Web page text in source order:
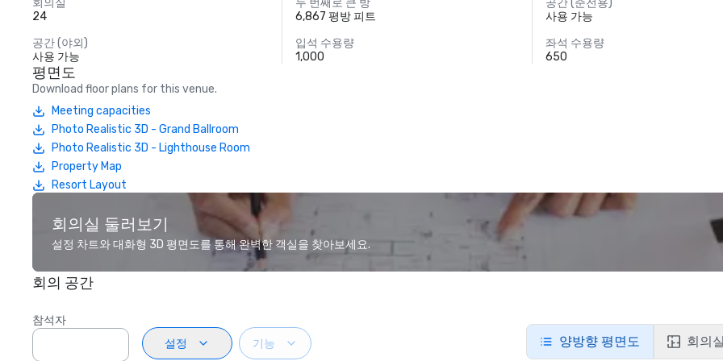
회의실
24
두 번째로 큰 방
6,867 평방 피트
공간 (준전용)
사용 가능
공간 (야외)
사용 가능
입석 수용량
1,000
좌석 수용량
650
평면도
Download floor plans for this venue.
Meeting capacities
Photo Realistic 3D - Grand Ballroom
Photo Realistic 3D - Lighthouse Room
Property Map
Resort Layout
회의실 둘러보기
설정 차트와 대화형 3D 평면도를 통해 완벽한 객실을 찾아보세요.
회의 공간
참석자
설정
기능 양방향 평면도 회의